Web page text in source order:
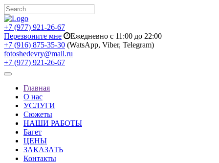
+7 (977) 921-26-67
Перезвоните мне
Ежедневно с 11:00 до 22:00
+7 (916) 875-35-30 (WatsApp, Viber, Telegram)
fotoshedevry@mail.ru
+7 (977) 921-26-67
Toggle
navigationГлавная
О нас
УСЛУГИ
Сюжеты
НАШИ РАБОТЫ
Багет
ЦЕНЫ
ЗАКАЗАТЬ
Контакты